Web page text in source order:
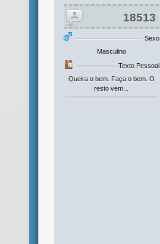
18513
Sexo
Masculino
Texto Pessoal
Queira o bem. Faça o bem. O
resto vem...